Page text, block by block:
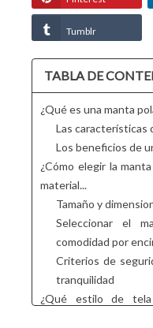
Tumblr
TABLA DE
¿Qué es una manta
Las características
Los beneficios de
¿Cómo elegir la
material...
Tamaño y
Seleccionar el
comodidad por
Criterios de
tranquilidad
¿Qué estilo de tela